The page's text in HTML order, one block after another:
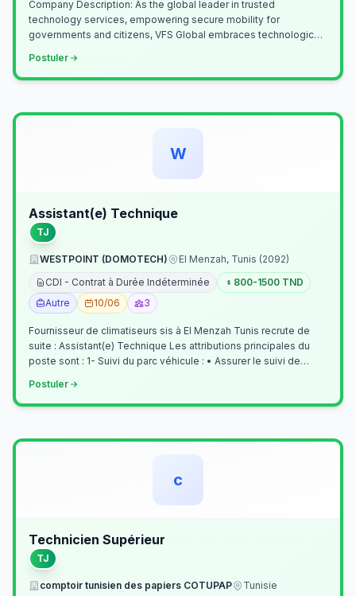
Company Description: As the global leader in trusted
technology services, empowering secure mobility for
governments and citizens, VFS Global embraces technological
Postuler
W
Assistant(e) Technique
TJ
WESTPOINT (DOMOTECH)
El Menzah, Tunis (2092)
CDI - Contrat à Durée Indéterminée
800-1500 TND
Autre
10/06 3
Fournisseur de climatiseurs sis à El Menzah Tunis recrute de
suite : Assistant(e) Technique Les attributions principales du
poste sont : 1- Suivi du parc véhicule : • Assurer le suivi de
Postuler
c
Technicien Supérieur
TJ
comptoir tunisien des papiers COTUPAP
Tunisie